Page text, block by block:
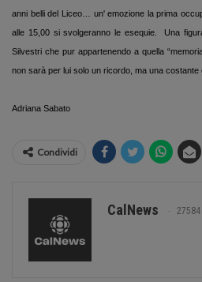
anni belli del Liceo… un' emozione la prima
alle 15,00 si svolgeranno le esequie.
Una
Silvestri che pur appartenendo a quella
non sarà per lui solo un ricordo, ma una costante
Adriana Sabato
Condividi
CalNews